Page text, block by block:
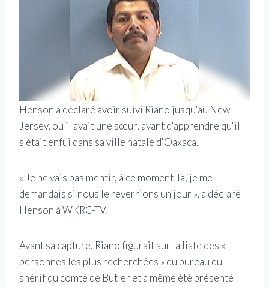
Henson a déclaré avoir suivi Riano jusqu'au New
Jersey, où il avait une sœur, avant d'apprendre qu'il
s'était enfui dans sa ville natale d'Oaxaca.
« Je ne vais pas mentir, à ce moment-là, je me
demandais si nous le reverrions un jour », a déclaré
Henson à WKRC-TV.
Avant sa capture, Riano figurait sur la liste des «
personnes les plus recherchées » du bureau du
shérif du comté de Butler et a même été présenté